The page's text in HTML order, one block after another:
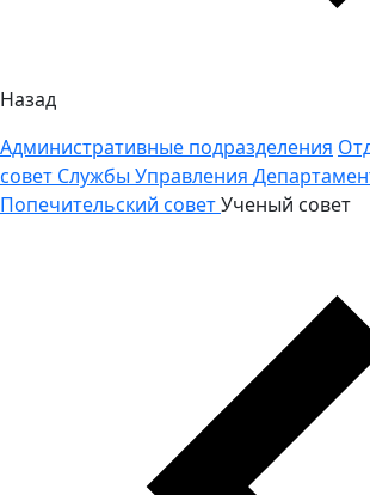
Назад
Административные подразделения
совет Службы Управления
Попечительский советУченый совет